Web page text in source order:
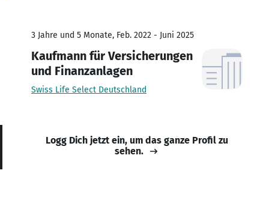
3 Jahre und 5 Monate, Feb. 2022 - Juni 2025
Kaufmann für Versicherungen
und Finanzanlagen
Swiss Life Select Deutschland
Logg Dich jetzt ein, um das ganze Profil zu
sehen.